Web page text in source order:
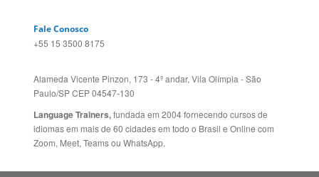
Fale Conosco
+55 15 3500 8175
Alameda Vicente Pinzon, 173 - 4º andar, Vila Olímpia - São
Paulo/SP CEP 04547-130
Language Trainers,fundada em 2004 fornecendo cursos de
idiomas em mais de 60 cidades em todo o Brasil e Online com
Zoom, Meet, Teams ou WhatsApp.